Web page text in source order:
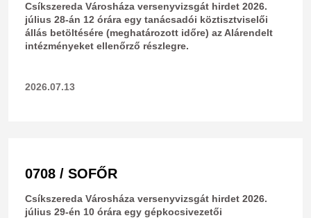
Csíkszereda Városháza versenyvizsgát hirdet 2026.
július 28-án 12 órára egy tanácsadói köztisztviselői
állás betöltésére (meghatározott időre) az Alárendelt
intézményeket ellenőrző részlegre.
2026.07.13
0708 / SOFŐR
Csíkszereda Városháza versenyvizsgát hirdet 2026.
július 29-én 10 órára egy gépkocsivezetői